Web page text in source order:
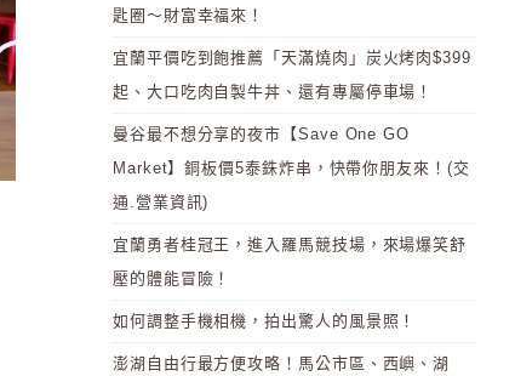
匙圈～財富幸福來！
宜蘭平價吃到飽推薦「天滿燒肉」炭火烤肉$399
起、大口吃肉自製牛丼、還有專屬停車場！
曼谷最不想分享的夜市【Save One GO
Market】銅板價5泰銖炸串，快帶你朋友來！(交
通.營業資訊)
宜蘭勇者桂冠王，進入羅馬競技場，來場爆笑舒
壓的體能冒險！
如何調整手機相機，拍出驚人的風景照！
澎湖自由行最方便攻略！馬公市區、西嶼、湖